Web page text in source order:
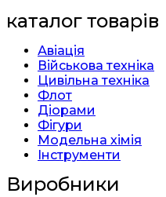
каталог товарів
Авіація
Військова техніка
Цивільна техніка
Флот
Діорами
Фігури
Модельна хімія
Інструменти
Виробники